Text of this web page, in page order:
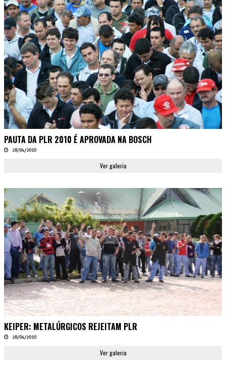
PAUTA DA PLR 2010 É APROVADA NA BOSCH
28/04/2010
Ver galeria
KEIPER: METALÚRGICOS REJEITAM PLR
28/04/2010
Ver galeria